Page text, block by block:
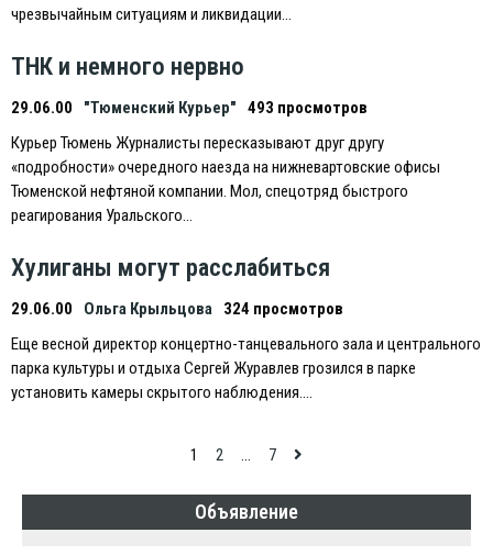
чрезвычайным ситуациям и ликвидации…
ТНК и немного нервно
29.06.00 "Тюменский Курьер"
493 просмотров
Курьер Тюмень Журналисты пересказывают друг другу
«подробности» очередного наезда на нижневартовские офисы
Тюменской нефтяной компании. Мол, спецотряд быстрого
реагирования Уральского…
Хулиганы могут расслабиться
29.06.00 Ольга Крыльцова
324 просмотров
Eще весной директор концертно-танцевального зала и центрального
парка культуры и отдыха Сергей Журавлев грозился в парке
установить камеры скрытого наблюдения….
по
записям
1 2 7
Объявление